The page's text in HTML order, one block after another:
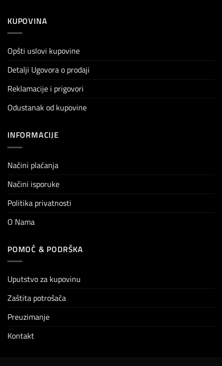
KUPOVINA
Opšti uslovi kupovine
Detalji Ugovora o prodaji
Reklamacije i prigovori
Odustanak od kupovine
INFORMACIJE
Načini plaćanja
Načini isporuke
Politika privatnosti
O Nama
POMOĆ & PODRŠKA
Uputstvo za kupovinu
Zaštita potrošača
Preuzimanje
Kontakt